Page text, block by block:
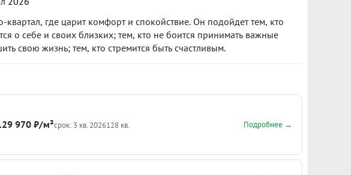
где царит комфорт и спокойствие. Он подойдет тем, кто
о себе и своих близких; тем, кто не боится принимать важные
свою жизнь; тем, кто стремится быть счастливым.
970 ₽/м²срок: 3 кв. 2026128 кв. Подробнее →